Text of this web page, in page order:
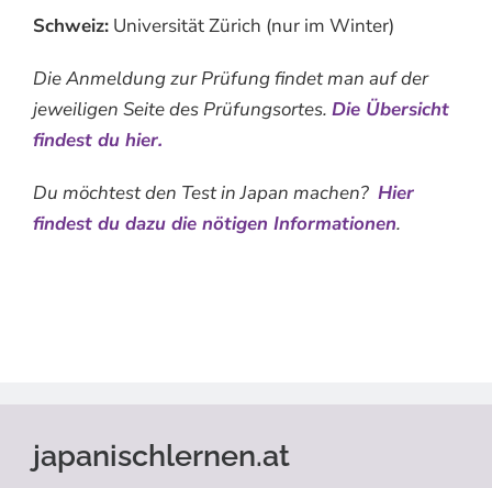
Schweiz:Universität Zürich (nur im Winter)
Die Anmeldung zur Prüfung findet man auf der
jeweiligen Seite des Prüfungsortes. Die Übersicht
findest du hier.
Du möchtest den Test in Japan machen? Hier
findest du dazu die nötigen Informationen.
japanischlernen.at